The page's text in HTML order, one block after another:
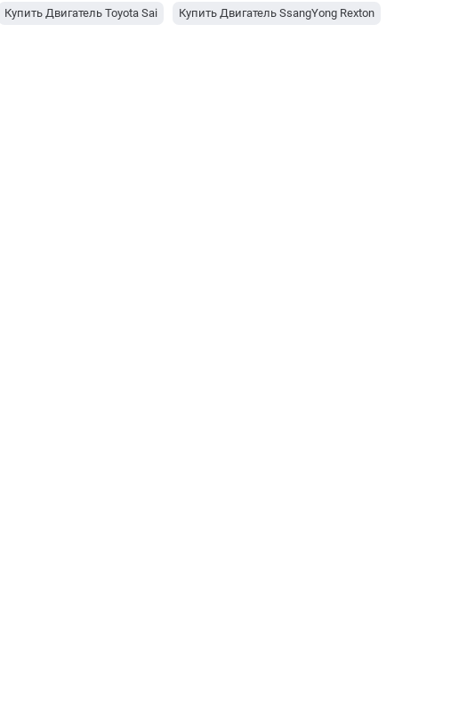
Купить Двигатель Toyota Sai Купить Двигатель SsangYong Rexton